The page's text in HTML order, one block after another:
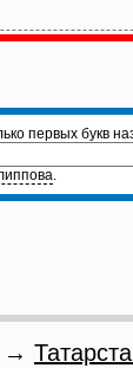
первых букв
.
→